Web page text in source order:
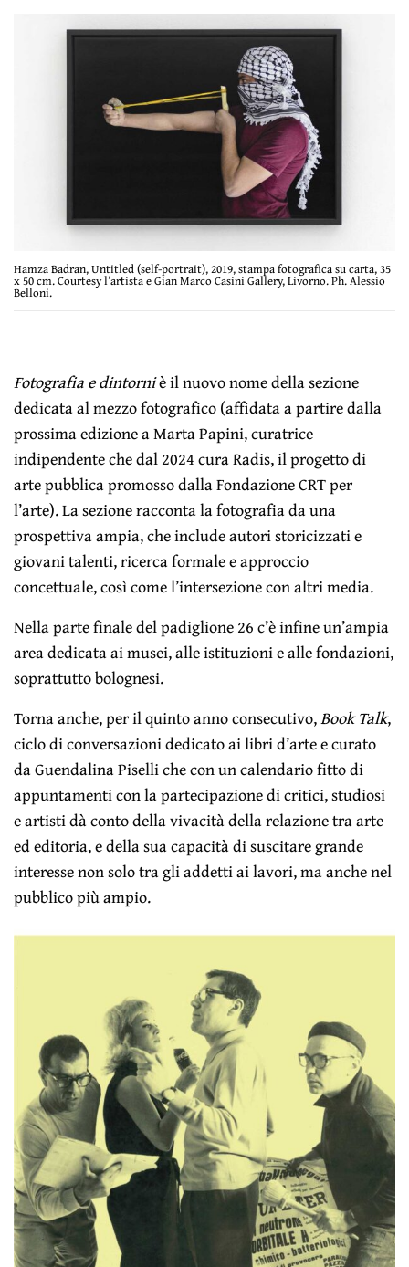
Hamza Badran, Untitled (self-portrait), 2019, stampa fotografica su carta, 35
x 50 cm. Courtesy l’artista e Gian Marco Casini Gallery, Livorno. Ph. Alessio
Belloni.
Fotografia e dintorniè il nuovo nome della sezione
dedicata al mezzo fotografico (affidata a partire dalla
prossima edizione a Marta Papini, curatrice
indipendente che dal 2024 cura Radis, il progetto di
arte pubblica promosso dalla Fondazione CRT per
l’arte). La sezione racconta la fotografia da una
prospettiva ampia, che include autori storicizzati e
giovani talenti, ricerca formale e approccio
concettuale, così come l’intersezione con altri media.
Nella parte finale del padiglione 26 c’è infine un’ampia
area dedicata ai musei, alle istituzioni e alle fondazioni,
soprattutto bolognesi.
Torna anche, per il quinto anno consecutivo,Book Talk,
ciclo di conversazioni dedicato ai libri d’arte e curato
da Guendalina Piselli che con un calendario fitto di
appuntamenti con la partecipazione di critici, studiosi
e artisti dà conto della vivacità della relazione tra arte
ed editoria, e della sua capacità di suscitare grande
interesse non solo tra gli addetti ai lavori, ma anche nel
pubblico più ampio.